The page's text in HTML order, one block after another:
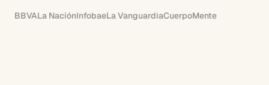
BBVALa NaciónInfobaeLa VanguardiaCuerpoMente